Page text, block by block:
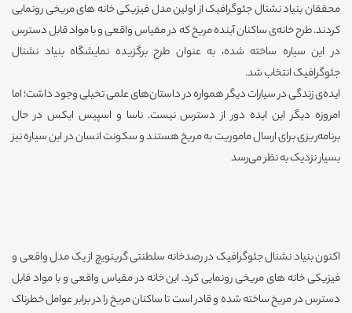
محققان بنیاد نشنال جئوگرافیک از اولین مدل فیزیکی خانه های مریخی رونمایی
کردند. طرح خانه‌ی ساکنان آینده مریخ که در مقیاس واقعی و با مواد قابل دسترس
در این سیاره ساخته شده، به عنوان طرح برگزیده نمایشگاه بنیاد نشنال
جئوگرافیک انتخاب شد.
ایده‌ی زندگی در سیارات دیگر همواره در داستان‌های علمی تخیلی وجود داشت؛ اما
امروزه دیگر این ایده دور از دسترس نیست. ناسا و اسپیس ایکس در حال
برنامه‌ریزی برای ارسال ماموریت به مریخ هستند و سکونت انسان در این سیاره نیز
بسیار نزدیک به نظر می‌رسد
اکنون بنیاد نشنال جئوگرافیک در رصدخانه سلطنتی گرینویچ از یک مدل واقعی و
فیزیکی خانه های مریخی رونمایی کرد. این خانه در مقیاس واقعی و با مواد قابل
دسترس در مریخ ساخته شده و قادر است تا ساکنان مریخ را در برابر عوامل خطرناک